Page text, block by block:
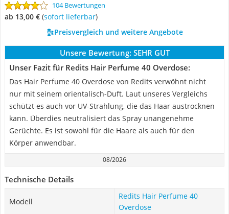
104 Bewertungen
ab 13,00 € ( Sofort lieferbar)
Preisvergleich und weitere Angebote
Unsere Bewertung: SEHR GUT
Unser Fazit für Redits Hair Perfume 40 Overdose:
Das Hair Perfume 40 Overdose von Redits verwöhnt nicht
nur mit seinem orientalisch-Duft. Laut unseres Vergleichs
schützt es auch vor UV-Strahlung, die das Haar austrocknen
kann. Überdies neutralisiert das Spray unangenehme
Gerüchte. Es ist sowohl für die Haare als auch für den
Körper anwendbar.
08/2026
Technische Details
Modell
Redits Hair Perfume 40
Overdose